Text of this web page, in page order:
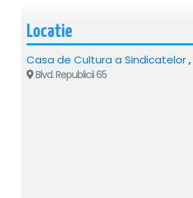
Locatie
Casa de Cultura a Sindicatelor,
Blvd. Republicii 65